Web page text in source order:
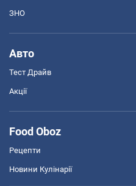
ЗНО
Авто
Тест Драйв
Акції
Food Oboz
Рецепти
Новини Кулінарії